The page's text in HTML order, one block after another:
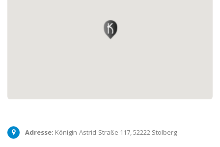
Adresse: Königin-Astrid-Straße 117,52222 Stolberg